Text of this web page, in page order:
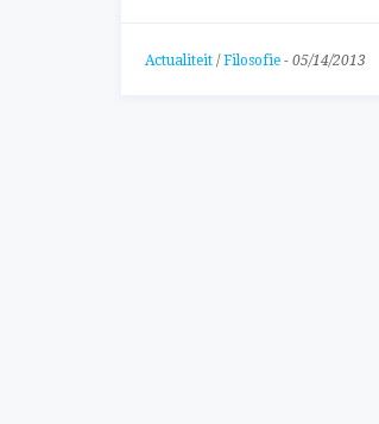
Actualiteit / Filosofie - 05/14/2013